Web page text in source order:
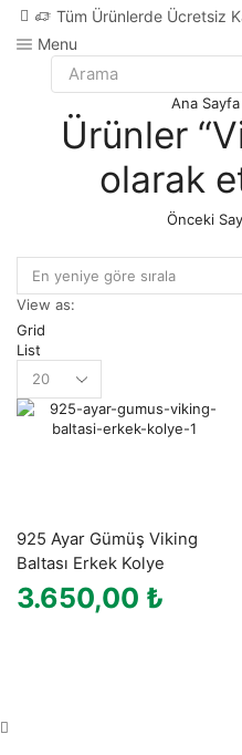
Tüm Ürünlerde Ücretsiz
Menu
Ana Sayfa
Ürünler
olarak
Önceki
View as:
Grid
List
925 Ayar Gümüş Viking
Baltası Erkek Kolye
3.650,00 ₺